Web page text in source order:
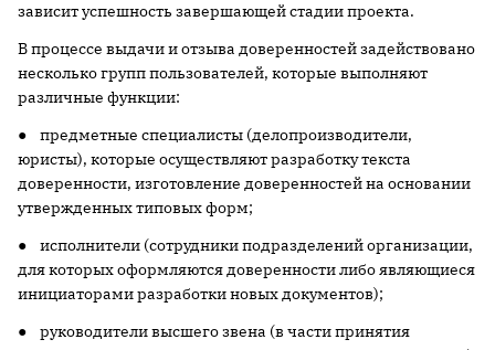
зависит успешность завершающей стадии проекта.
В процессе выдачи и отзыва доверенностей задействовано
несколько групп пользователей, которые выполняют
различные функции:
● предметные специалисты (делопроизводители,
юристы), которые осуществляют разработку текста
доверенности, изготовление доверенностей на основании
утвержденных типовых форм;
● исполнители (сотрудники подразделений организации,
для которых оформляются доверенности либо являющиеся
инициаторами разработки новых документов);
● руководители высшего звена (в части принятия